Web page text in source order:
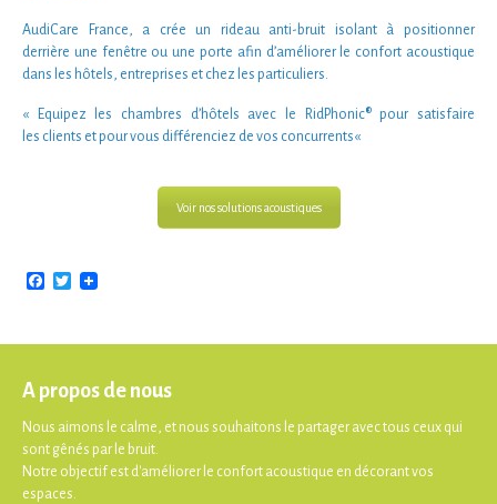
AudiCare France , a crée un rideau anti-bruit isolantàpositionner
derrière une fenêtre ou une porte afin d’améliorer le confort acoustique
dans les hôtels , entreprises et chez les particuliers
« Equipez les chambres d’hôtels avec le RidPhonic®pour satisfaire
les clients et pour vous différenciez de vos concurrents«
Voir nos solutions acoustiques
Facebook
Twitter
A propos de nous
Nous aimons le calme, et nous souhaitons le partager avec tous ceux qui
sont gênés par le bruit.
Notre objectif est d'améliorer le confort acoustique en décorant vos
espaces.